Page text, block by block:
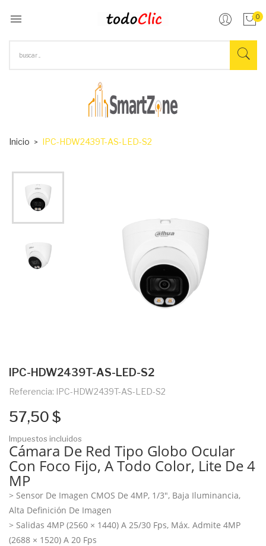
 0
Inicio IPC-HDW2439T-AS-LED-S2
IPC-HDW2439T-AS-LED-S2
Referencia: IPC-HDW2439T-AS-LED-S2
57,50 $
Impuestos incluidos
Cámara De Red Tipo Globo Ocular
Con Foco Fijo, A Todo Color, Lite De 4
MP
> Sensor De Imagen CMOS De 4MP, 1/3", Baja Iluminancia,
Alta Definición De Imagen
> Salidas 4MP (2560 × 1440) A 25/30 Fps, Máx. Admite 4MP
(2688 × 1520) A 20 Fps